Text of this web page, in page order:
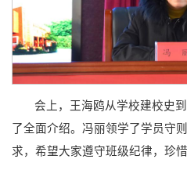
会上，王海鸥从学校建校史
了全面介绍。冯丽领学了学员守
求，希望大家遵守班级纪律，珍